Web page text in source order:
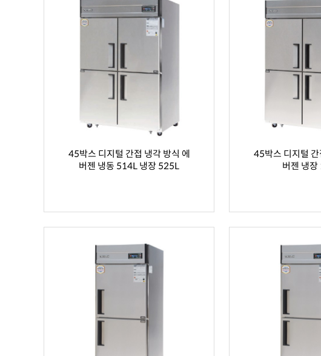
45박스 디지털 간접 냉각 방식 에
버젠 냉동 514L 냉장 525L
45박스 디지털 간
버젠 냉